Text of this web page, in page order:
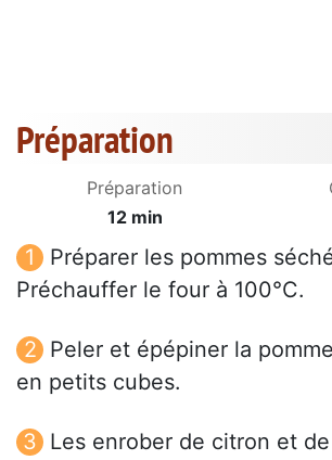
Préparation
Préparation
12 min
Préparer les pommes
Préchauffer le four à 100°C.
Peler et épépiner la
en petits cubes.
Les enrober de citron et